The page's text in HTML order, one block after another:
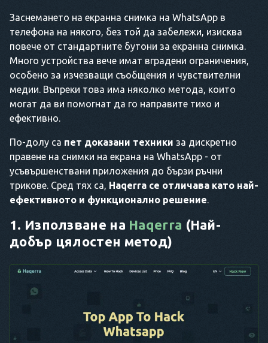
Заснемането на екранна снимка на WhatsApp в
телефона на някого, без той да забележи, изисква
повече от стандартните бутони за екранна снимка.
Много устройства вече имат вградени ограничения,
особено за изчезващи съобщения и чувствителни
медии. Въпреки това има няколко метода, които
могат да ви помогнат да го направите тихо и
ефективно.
По-долу са пет доказани техники за дискретно
правене на снимки на екрана на WhatsApp - от
усъвършенствани приложения до бързи ръчни
трикове. Сред тях са, Haqerra се отличава като най-
ефективното и функционално решение.
1. Използване на Haqerra (Най-
добър цялостен метод)